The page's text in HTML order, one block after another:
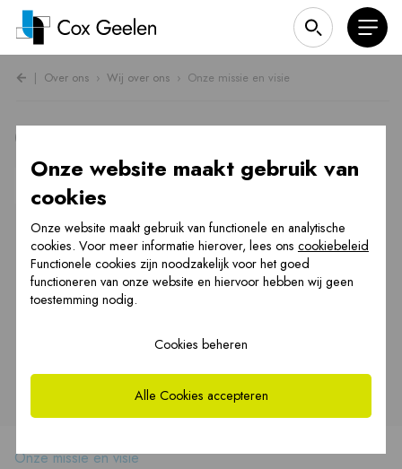
| Over ons › Wij over ons › Onze missie en visie
Onze missie en visie
Wij over ons
Member of Skoberne Group
Account Managers & Sales Support
Kwaliteitswaarborg
Onze missie en visie
Onze website maakt gebruik van
cookies
Onze website maakt gebruik van functionele en analytische
cookies. Voor meer informatie hierover, lees ons cookiebeleid
Functionele cookies zijn noodzakelijk voor het goed
functioneren van onze website en hiervoor hebben wij geen
toestemming nodig.
Cookies beheren
Alle Cookies accepteren